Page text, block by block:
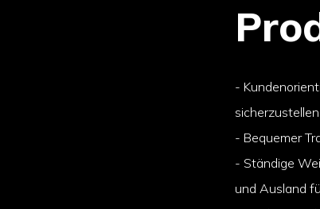
-
sicherzustellen.
- Bequemer
- Ständige
und Ausland